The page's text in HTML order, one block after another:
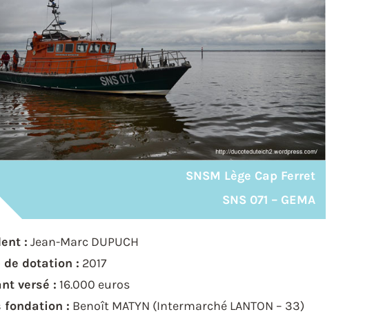
SNSM Lège Cap Ferret
SNS 071 – GEMA
: Jean-Marc DUPUCH
de dotation : 2017
versé : 16.000 euros
fondation : Benoît MATYN (Intermarché LANTON – 33)